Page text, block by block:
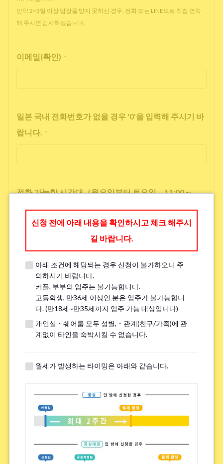
만약 2~3일 이상 답장을 받지 못하신 경우, 전화 또는 LINE으로 직접 연락
해 주시면 감사하겠습니다.
이메일(확인) *
일본 국내 전화번호가 없을 경우 '0'을 입력해 주시기 바
랍니다.
*
전화 가능한 시간대（월요일부터 토요일 11:00～
17:00） *
※견학 전에 전화나 LINE, Zoom을 통해 견학에 대한 세부 내용을 안내해 드
※이미 견학을 진행한 분은 ｢견학했음｣이라고 기입해주세요.
*
※전면 금연 하우스에는 흡연자는 입주하실 수 없으므로 양해 바랍니다.
자전거 주차장에 대해. *
필수 불필요
신청 전에 아래 내용을 확인하시고 체크 해주시
길 바랍니다.
아래 조건에 해당되는 경우 신청이 불가하오니 주
의하시기 바랍니다.
커플, 부부의 입주는 불가능합니다.
고등학생, 만36세 이상인 분은 입주가 불가능합니
다. (만18세~만35세까지 입주 가능 대상입니다)
개인실・쉐어룸 모두 성별,・관계(친구/가족)에 관
계없이 타인을 숙박시킬 수 없습니다.
월세가 발생하는 타이밍은 아래와 같습니다.